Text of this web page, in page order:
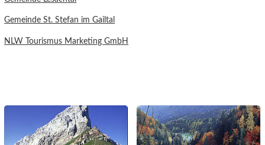
Gemeinde St. Stefan im Gailtal
NLW Tourismus Marketing GmbH